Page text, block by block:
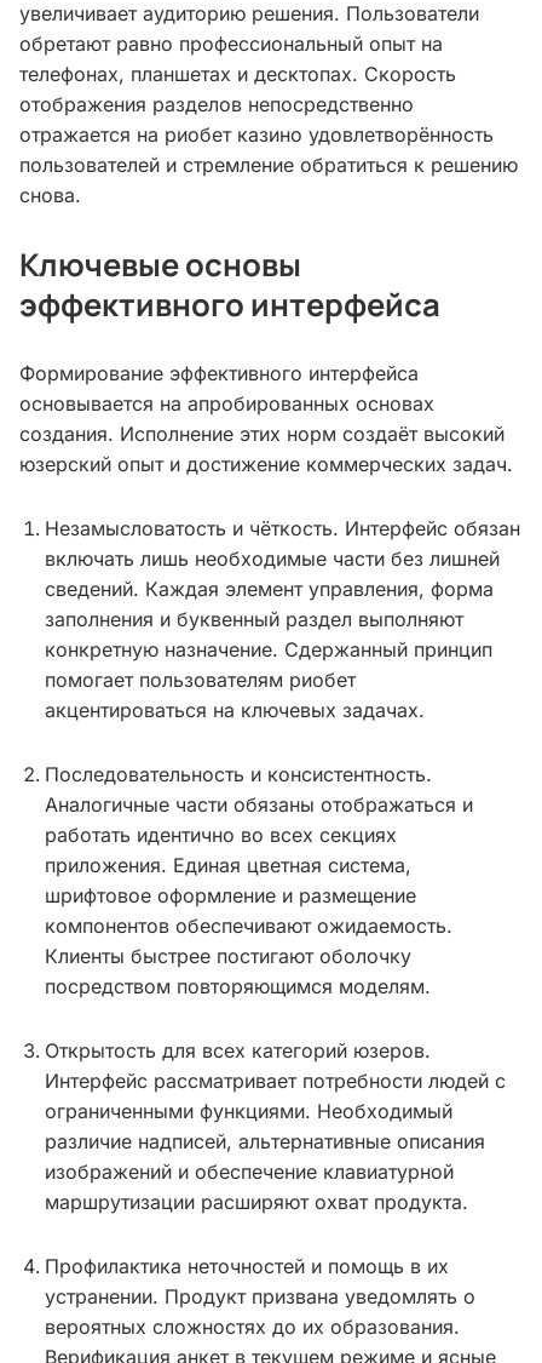
увеличивает аудиторию решения. Пользователи
обретают равно профессиональный опыт на
телефонах, планшетах и десктопах. Скорость
отображения разделов непосредственно
отражается на риобет казино удовлетворённость
пользователей и стремление обратиться к решению
снова.
Ключевые основы
эффективного интерфейса
Формирование эффективного интерфейса
основывается на апробированных основах
создания. Исполнение этих норм создаёт высокий
юзерский опыт и достижение коммерческих задач.
Незамысловатость и чёткость. Интерфейс обязан
включать лишь необходимые части без лишней
сведений. Каждая элемент управления, форма
заполнения и буквенный раздел выполняют
конкретную назначение. Сдержанный принцип
помогает пользователям риобет
акцентироваться на ключевых задачах.
Последовательность и консистентность.
Аналогичные части обязаны отображаться и
работать идентично во всех секциях
приложения. Единая цветная система,
шрифтовое оформление и размещение
компонентов обеспечивают ожидаемость.
Клиенты быстрее постигают оболочку
посредством повторяющимся моделям.
Открытость для всех категорий юзеров.
Интерфейс рассматривает потребности людей с
ограниченными функциями. Необходимый
различие надписей, альтернативные описания
изображений и обеспечение клавиатурной
маршрутизации расширяют охват продукта.
Профилактика неточностей и помощь в их
устранении. Продукт призвана уведомлять о
вероятных сложностях до их образования.
Верификация анкет в текущем режиме и ясные